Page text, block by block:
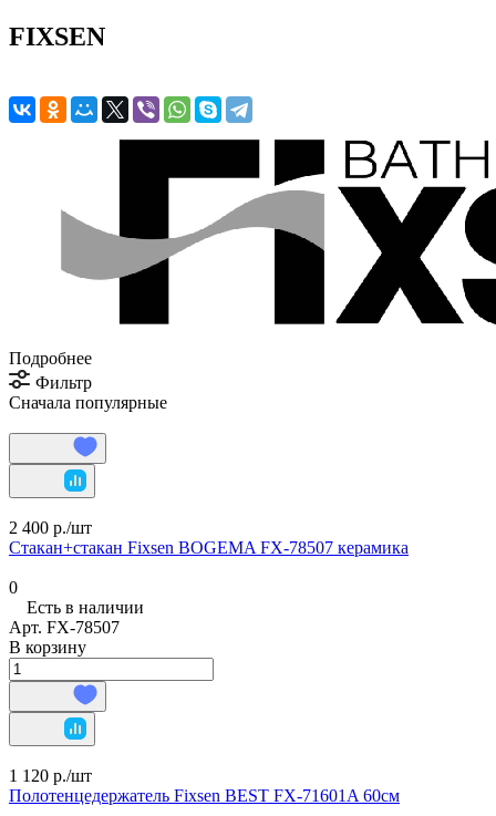
FIXSEN
Подробнее
Фильтр
Сначала популярные
2 400 р./шт
Стакан+стакан Fixsen BOGEMA FX-78507 керамика
0
Есть в наличии
Арт. FX-78507
В корзину
1 120 р./шт
Полотенцедержатель Fixsen BEST FX-71601A 60см